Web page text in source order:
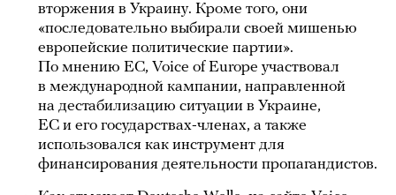
вторжения в Украину. Кроме того, они
«последовательно выбирали своей мишенью
европейские политические партии».
По мнению ЕС, Voice of Europe участвовал
в международной кампании, направленной
на дестабилизацию ситуации в Украине,
ЕС и его государствах-членах, а также
использовался как инструмент для
финансирования деятельности пропагандистов.